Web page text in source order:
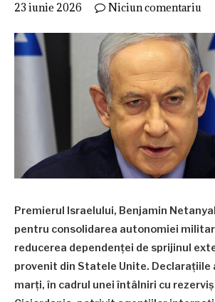
23 iunie 2026 Niciun comentariu
Premierul Israelului, Benjamin
pentru consolidarea autonomiei
reducerea dependenței de sprijinul
provenit din Statele Unite.
marți, în cadrul unei întâlniri cu